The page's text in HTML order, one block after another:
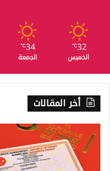
32
℃
الخميس
34
℃
الجمعة
أخر المقالات